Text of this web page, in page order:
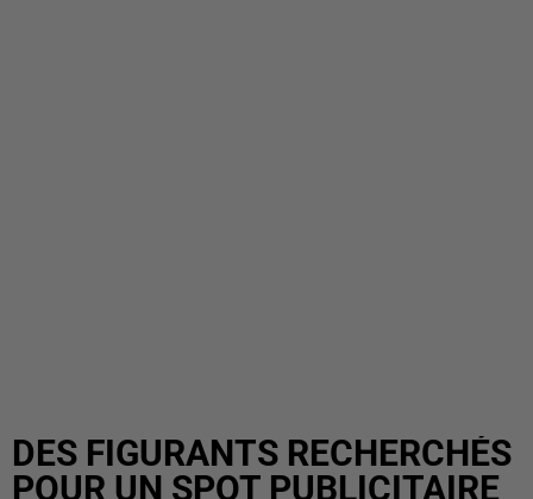
DES FIGURANTS RECHERCHÉS
POUR UN SPOT PUBLICITAIRE